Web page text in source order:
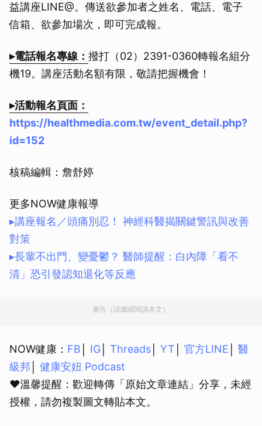
益講座LINE@。傳送欲參加者之姓名、電話、電子
信箱、欲參加場次，即可完成報。
▸電話報名專線： 撥打（02）2391-0360轉報名組分
機19。講座活動名額有限，敬請把握機會！
▸活動報名頁面：
https://healthmedia.com.tw/event_detail.php?
id=152
核稿編輯：詹舒婷
更多NOW健康報導
▸講座報名／頭痛別忍！ 神經科醫揭關鍵警訊與改善
對策
▸長輩不出門、變憂鬱？ 醫師提醒：白內障「看不
清」恐引發認知退化等反應
廣告（請繼續閱讀本文）
NOW健康： FB IG Threads YT 官方LINE
醫
級邦
健康安妞 Podcast
❤溫馨提醒：歡迎轉傳「原始文章連結」分享，未經
授權，請勿複製圖文轉貼本文。